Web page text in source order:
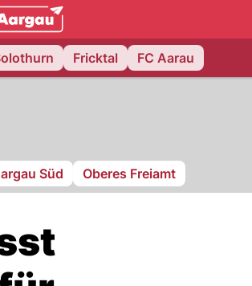
Fricktal FC Aarau
Süd Oberes Freiamt